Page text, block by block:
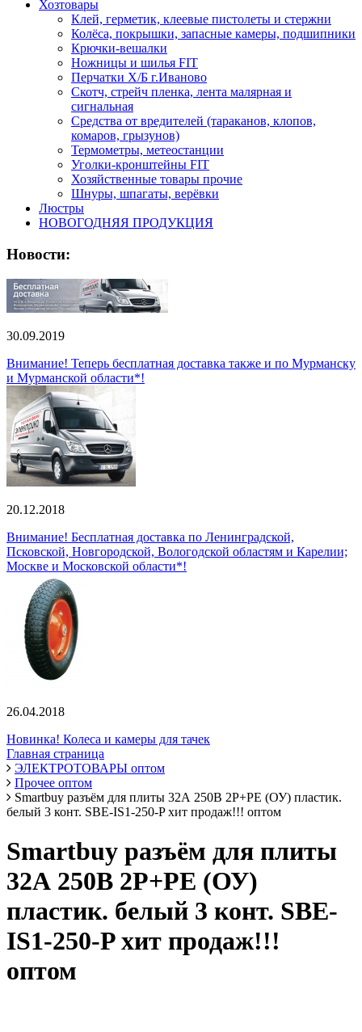
Хозтовары
Клей, герметик, клеевые пистолеты и стержни
Колёса, покрышки, запасные камеры, подшипники
Крючки-вешалки
Ножницы и шилья FIT
Перчатки Х/Б г.Иваново
Скотч, стрейч пленка, лента малярная и
сигнальная
Средства от вредителей (тараканов, клопов,
комаров, грызунов)
Термометры, метеостанции
Уголки-кронштейны FIT
Хозяйственные товары прочие
Шнуры, шпагаты, верёвки
Люстры
НОВОГОДНЯЯ ПРОДУКЦИЯ
Новости:
30.09.2019
Внимание! Теперь бесплатная доставка также и по Мурманску
и Мурманской области*!
20.12.2018
Внимание! Бесплатная доставка по Ленинградской,
Псковской, Новгородской, Вологодской областям и Карелии;
Москве и Московской области*!
26.04.2018
Новинка! Колеса и камеры для тачек
Главная страница
ЭЛЕКТРОТОВАРЫ оптом
Прочее оптом
Smartbuy разъём для плиты 32А 250В 2P+PE (ОУ) пластик.
белый 3 конт. SBE-IS1-250-P хит продаж!!! оптом
Smartbuy разъём для плиты
32А 250В 2P+PE (ОУ)
пластик. белый 3 конт. SBE-
IS1-250-P хит продаж!!!
оптом